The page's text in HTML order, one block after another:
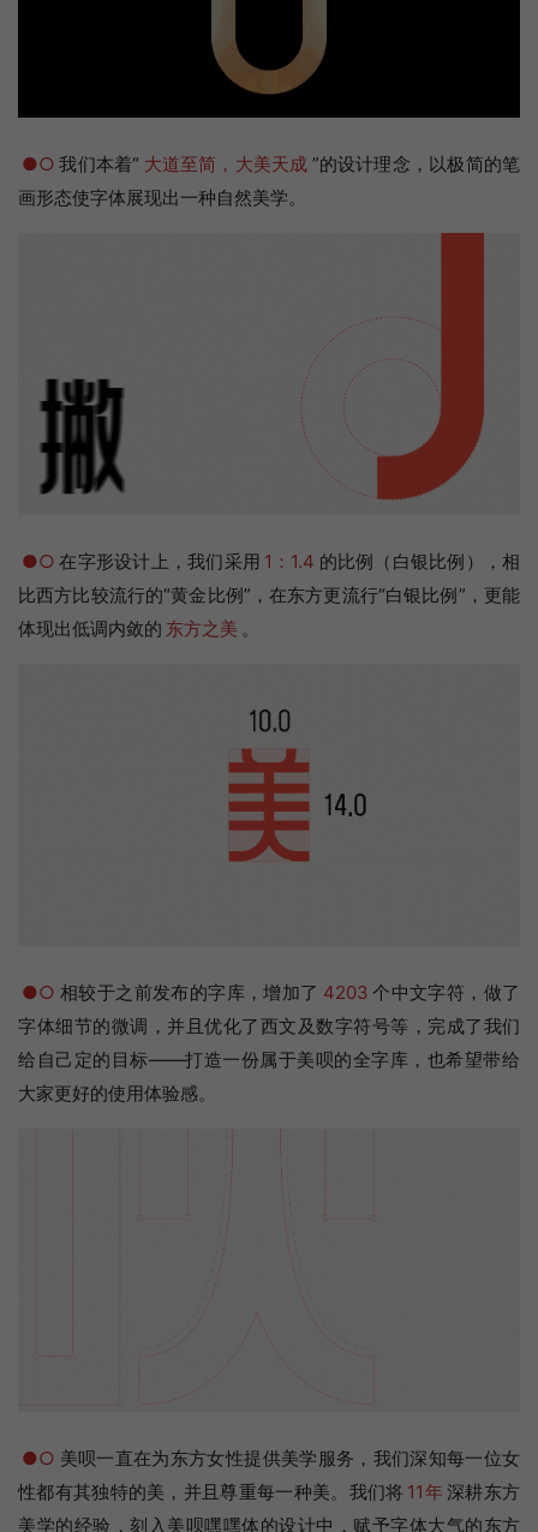
●○ 我们本着“ 大道至简，大美天成 ”的设计理念，以极简的笔
画形态使字体展现出一种自然美学。
●○ 在字形设计上，我们采用 1：1.4 的比例（白银比例），相
比西方比较流行的“黄金比例”，在东方更流行“白银比例”，更能
体现出低调内敛的 东方之美 。
●○ 相较于之前发布的字库，增加了 4203 个中文字符，做了
字体细节的微调，并且优化了西文及数字符号等，完成了我们
给自己定的目标——打造一份属于美呗的全字库，也希望带给
大家更好的使用体验感。
●○ 美呗一直在为东方女性提供美学服务，我们深知每一位女
性都有其独特的美，并且尊重每一种美。我们将 11年 深耕东方
美学的经验，刻入美呗嘿嘿体的设计中，赋予字体大气的东方